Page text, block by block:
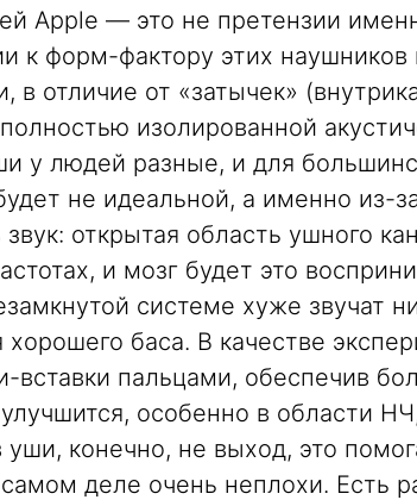
Apple — это не претензии
к форм-фактору этих
в отличие от «затычек»
изолированной
у людей разные, и для
не идеальной, а именно из-
звук: открытая область ушного
и мозг будет это
системе хуже звучат
хорошего баса. В качестве
вставки пальцами, обеспечив
особенно в области
уши, конечно, не выход, это
деле очень неплохи. Есть